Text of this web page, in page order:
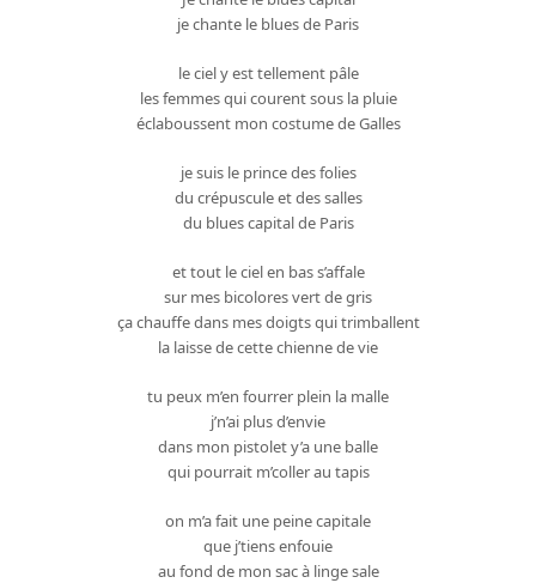
je chante le blues de Paris
le ciel y est tellement pâle
les femmes qui courent sous la pluie
éclaboussent mon costume de Galles
je suis le prince des folies
du crépuscule et des salles
du blues capital de Paris
et tout le ciel en bas s’affale
sur mes bicolores vert de gris
ça chauffe dans mes doigts qui trimballent
la laisse de cette chienne de vie
tu peux m’en fourrer plein la malle
j’n’ai plus d’envie
dans mon pistolet y’a une balle
qui pourrait m’coller au tapis
on m’a fait une peine capitale
que j’tiens enfouie
au fond de mon sac à linge sale